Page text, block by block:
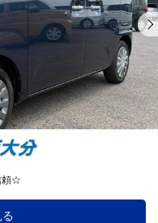
頼☆
る